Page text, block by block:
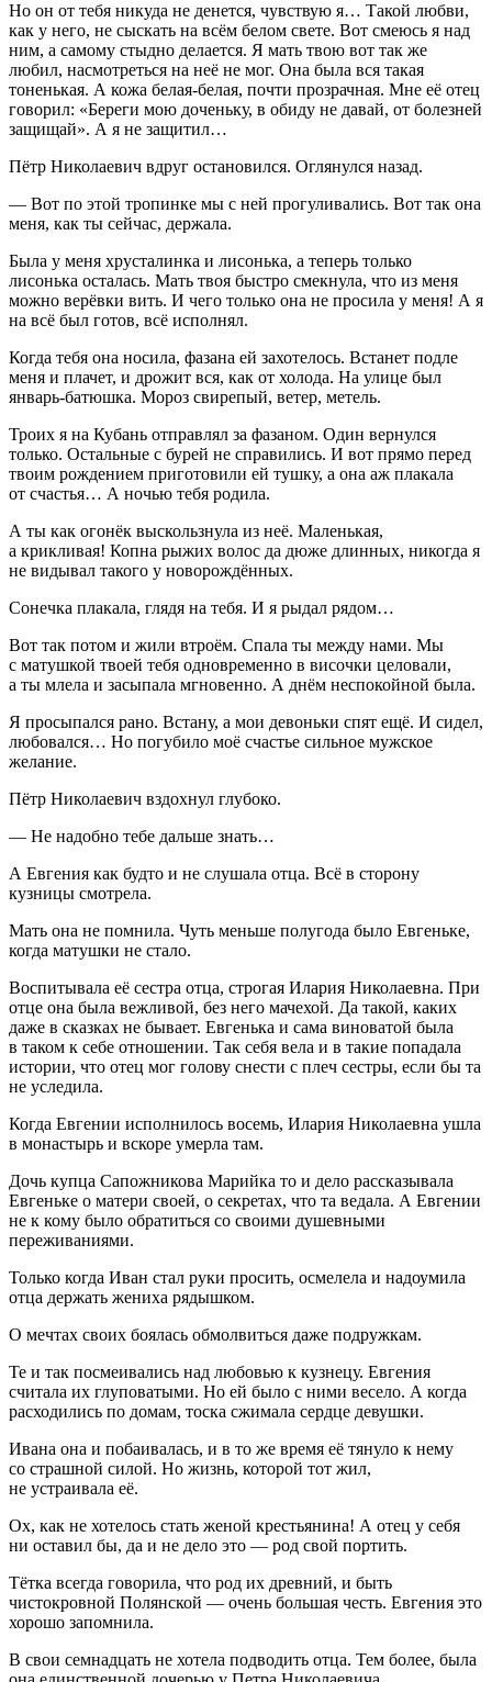
Но он от тебя никуда не денется, чувствую я… Такой любви,
как у него, не сыскать на всём белом свете. Вот смеюсь я над
ним, а самому стыдно делается. Я мать твою вот так же
любил, насмотреться на неё не мог. Она была вся такая
тоненькая. А кожа белая-белая, почти прозрачная. Мне её отец
говорил: «Береги мою доченьку, в обиду не давай, от болезней
защищай». А я не защитил…
Пётр Николаевич вдруг остановился. Оглянулся назад.
— Вот по этой тропинке мы с ней прогуливались. Вот так она
меня, как ты сейчас, держала.
Была у меня хрусталинка и лисонька, а теперь только
лисонька осталась. Мать твоя быстро смекнула, что из меня
можно верёвки вить. И чего только она не просила у меня! А я
на всё был готов, всё исполнял.
Когда тебя она носила, фазана ей захотелось. Встанет подле
меня и плачет, и дрожит вся, как от холода. На улице был
январь-батюшка. Мороз свирепый, ветер, метель.
Троих я на Кубань отправлял за фазаном. Один вернулся
только. Остальные с бурей не справились. И вот прямо перед
твоим рождением приготовили ей тушку, а она аж плакала
от счастья… А ночью тебя родила.
А ты как огонёк выскользнула из неё. Маленькая,
а крикливая! Копна рыжих волос да дюже длинных, никогда я
не видывал такого у новорождённых.
Сонечка плакала, глядя на тебя. И я рыдал рядом…
Вот так потом и жили втроём. Спала ты между нами. Мы
с матушкой твоей тебя одновременно в височки целовали,
а ты млела и засыпала мгновенно. А днём неспокойной была.
Я просыпался рано. Встану, а мои девоньки спят ещё. И сидел,
любовался… Но погубило моё счастье сильное мужское
желание.
Пётр Николаевич вздохнул глубоко.
— Не надобно тебе дальше знать…
А Евгения как будто и не слушала отца. Всё в сторону
кузницы смотрела.
Мать она не помнила. Чуть меньше полугода было Евгеньке,
когда матушки не стало.
Воспитывала её сестра отца, строгая Илария Николаевна. При
отце она была вежливой, без него мачехой. Да такой, каких
даже в сказках не бывает. Евгенька и сама виноватой была
в таком к себе отношении. Так себя вела и в такие попадала
истории, что отец мог голову снести с плеч сестры, если бы та
не уследила.
Когда Евгении исполнилось восемь, Илария Николаевна ушла
в монастырь и вскоре умерла там.
Дочь купца Сапожникова Марийка то и дело рассказывала
Евгеньке о матери своей, о секретах, что та ведала. А Евгении
не к кому было обратиться со своими душевными
переживаниями.
Только когда Иван стал руки просить, осмелела и надоумила
отца держать жениха рядышком.
О мечтах своих боялась обмолвиться даже подружкам.
Те и так посмеивались над любовью к кузнецу. Евгения
считала их глуповатыми. Но ей было с ними весело. А когда
расходились по домам, тоска сжимала сердце девушки.
Ивана она и побаивалась, и в то же время её тянуло к нему
со страшной силой. Но жизнь, которой тот жил,
не устраивала её.
Ох, как не хотелось стать женой крестьянина! А отец у себя
ни оставил бы, да и не дело это — род свой портить.
Тётка всегда говорила, что род их древний, и быть
чистокровной Полянской — очень большая честь. Евгения это
хорошо запомнила.
В свои семнадцать не хотела подводить отца. Тем более, была